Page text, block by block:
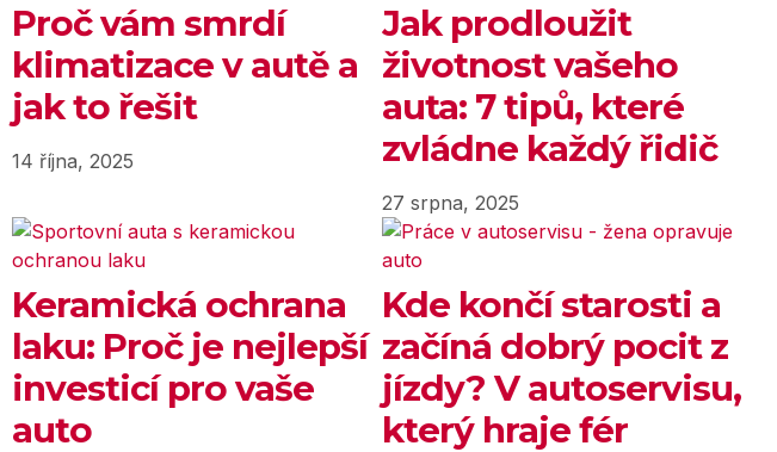
Proč vám smrdí
klimatizace v autě a
jak to řešit
14 října, 2025
Jak prodloužit
životnost vašeho
auta: 7 tipů, které
zvládne každý řidič
27 srpna, 2025
Keramická ochrana
laku: Proč je nejlepší
investicí pro vaše
auto
Kde končí starosti a
začíná dobrý pocit z
jízdy? V autoservisu,
který hraje fér